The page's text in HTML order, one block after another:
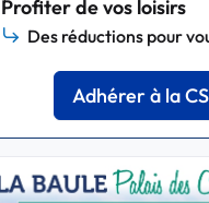
Profiter de vos loisirs
Des réductions pour
Adhérer à la